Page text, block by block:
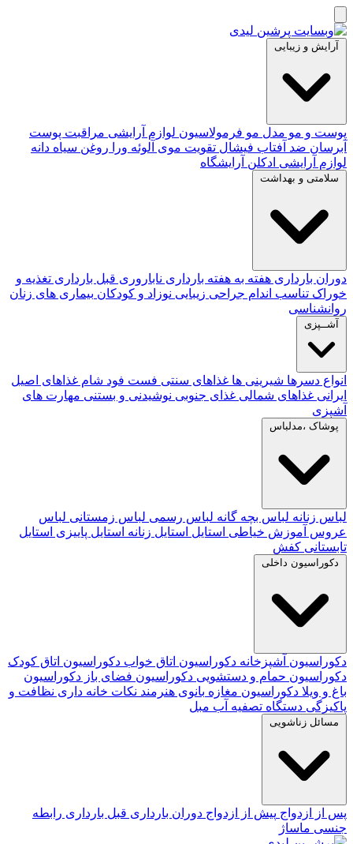
آرایش و زیبایی
پوست و مو مدل مو فرمولاسیون لوازم آرایشی مراقبت پوست
آبرسان ضد آفتاب فیشال تقویت موی آلوئه‌ ورا روغن سیاه دانه
لوازم آرایشی ادکلن آرایشگاه
سلامتی و بهداشت
دوران بارداری هفته به هفته بارداری ناباروری قبل بارداری تغذیه و
خوراک تناسب اندام جراحی زیبایی نوزاد و کودکان بیماری های زنان
روانشناسی
آشــپزی
انواع دسرها شیرینی ها غذاهای سنتی فست فود شام غذاهای اصیل
ایرانی غذاهای شمالی غذای جنوبی نوشیدنی و بستنی مهارت های
آشپزی
پوشاک ،مدلباس
لباس زنانه لباس بچه گانه لباس رسمی لباس زمستانی لباس
عروس آموزش خیاطی استایل استایل زنانه استایل پاییزی استایل
تابستانی کفش
دکوراسیون داخلی
دکوراسیون آشپزخانه دکوراسیون اتاق خواب دکوراسیون اتاق کودک
دکوراسیون حمام و دستشویی دکوراسیون فضای باز دکوراسیون
باغ و ویلا دکوراسیون مغازه بانوی هنرمند نکات خانه داری نظافت و
پاکیزگی دستگاه تصفیه آب مبل
مسائل زناشویی
پس از ازدواج پیش از ازدواج دوران بارداری قبل بارداری رابطه
جنسی ماساژ